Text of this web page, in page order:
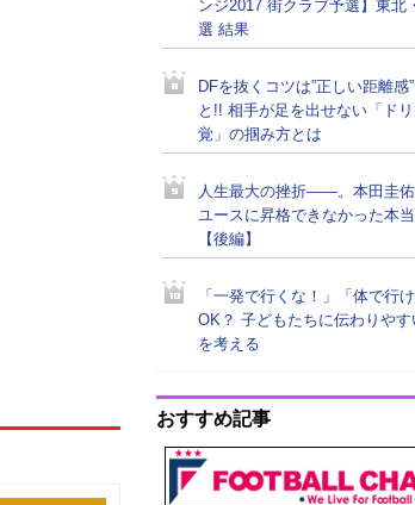
ンジ2017 街クラブ予選】東北
選 結果
DFを抜くコツは”正しい距離感
と!! 相手が足を出せない「ド
覚」の掴み方とは
人生最大の挫折――。本田圭
ユースに昇格できなかった本
【後編】
「一発で行くな！」「体で行
OK？ 子どもたちに伝わりやす
を考える
おすすめ記事